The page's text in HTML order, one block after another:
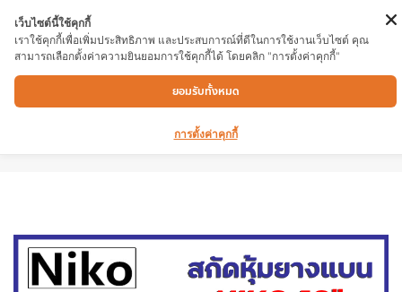
สกัดหุ้มยางเเบน NIKO 12″ เหล็กสกัดใช้สำหรับ
ตอกกะเทาะปูนหรือรอยแตกร้าวในงานปูนออกทิ้ง
ไป ปลายเเบนยาว 1นิ้ว
เว็บไซต์นี้ใช้คุกกี้
เราใช้คุกกี้เพื่อเพิ่มประสิทธิภาพ และประสบการณ์ที่ดีในการใช้งานเว็บไซต์ คุณ
สามารถเลือกตั้งค่าความยินยอมการใช้คุกกี้ได้ โดยคลิก "การตั้งค่าคุกกี้"
ยอมรับทั้งหมด
การตั้งค่าคุกกี้